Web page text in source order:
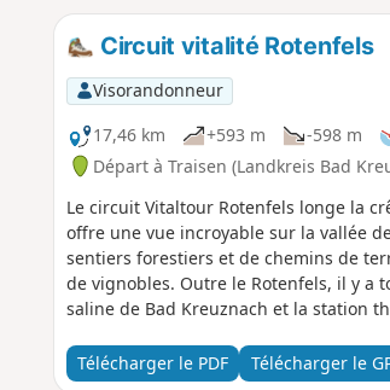
Circuit vitalité Rotenfels
Visorandonneur
17,46 km
+593 m -598 m
Départ à Traisen (Landkreis Bad
Le circuit Vitaltour Rotenfels longe la
offre une vue incroyable sur la vallée
sentiers forestiers et de chemins de
de vignobles. Outre le Rotenfels, il y a
saline de Bad Kreuznach et la station
Télécharger le PDF Télécharger le